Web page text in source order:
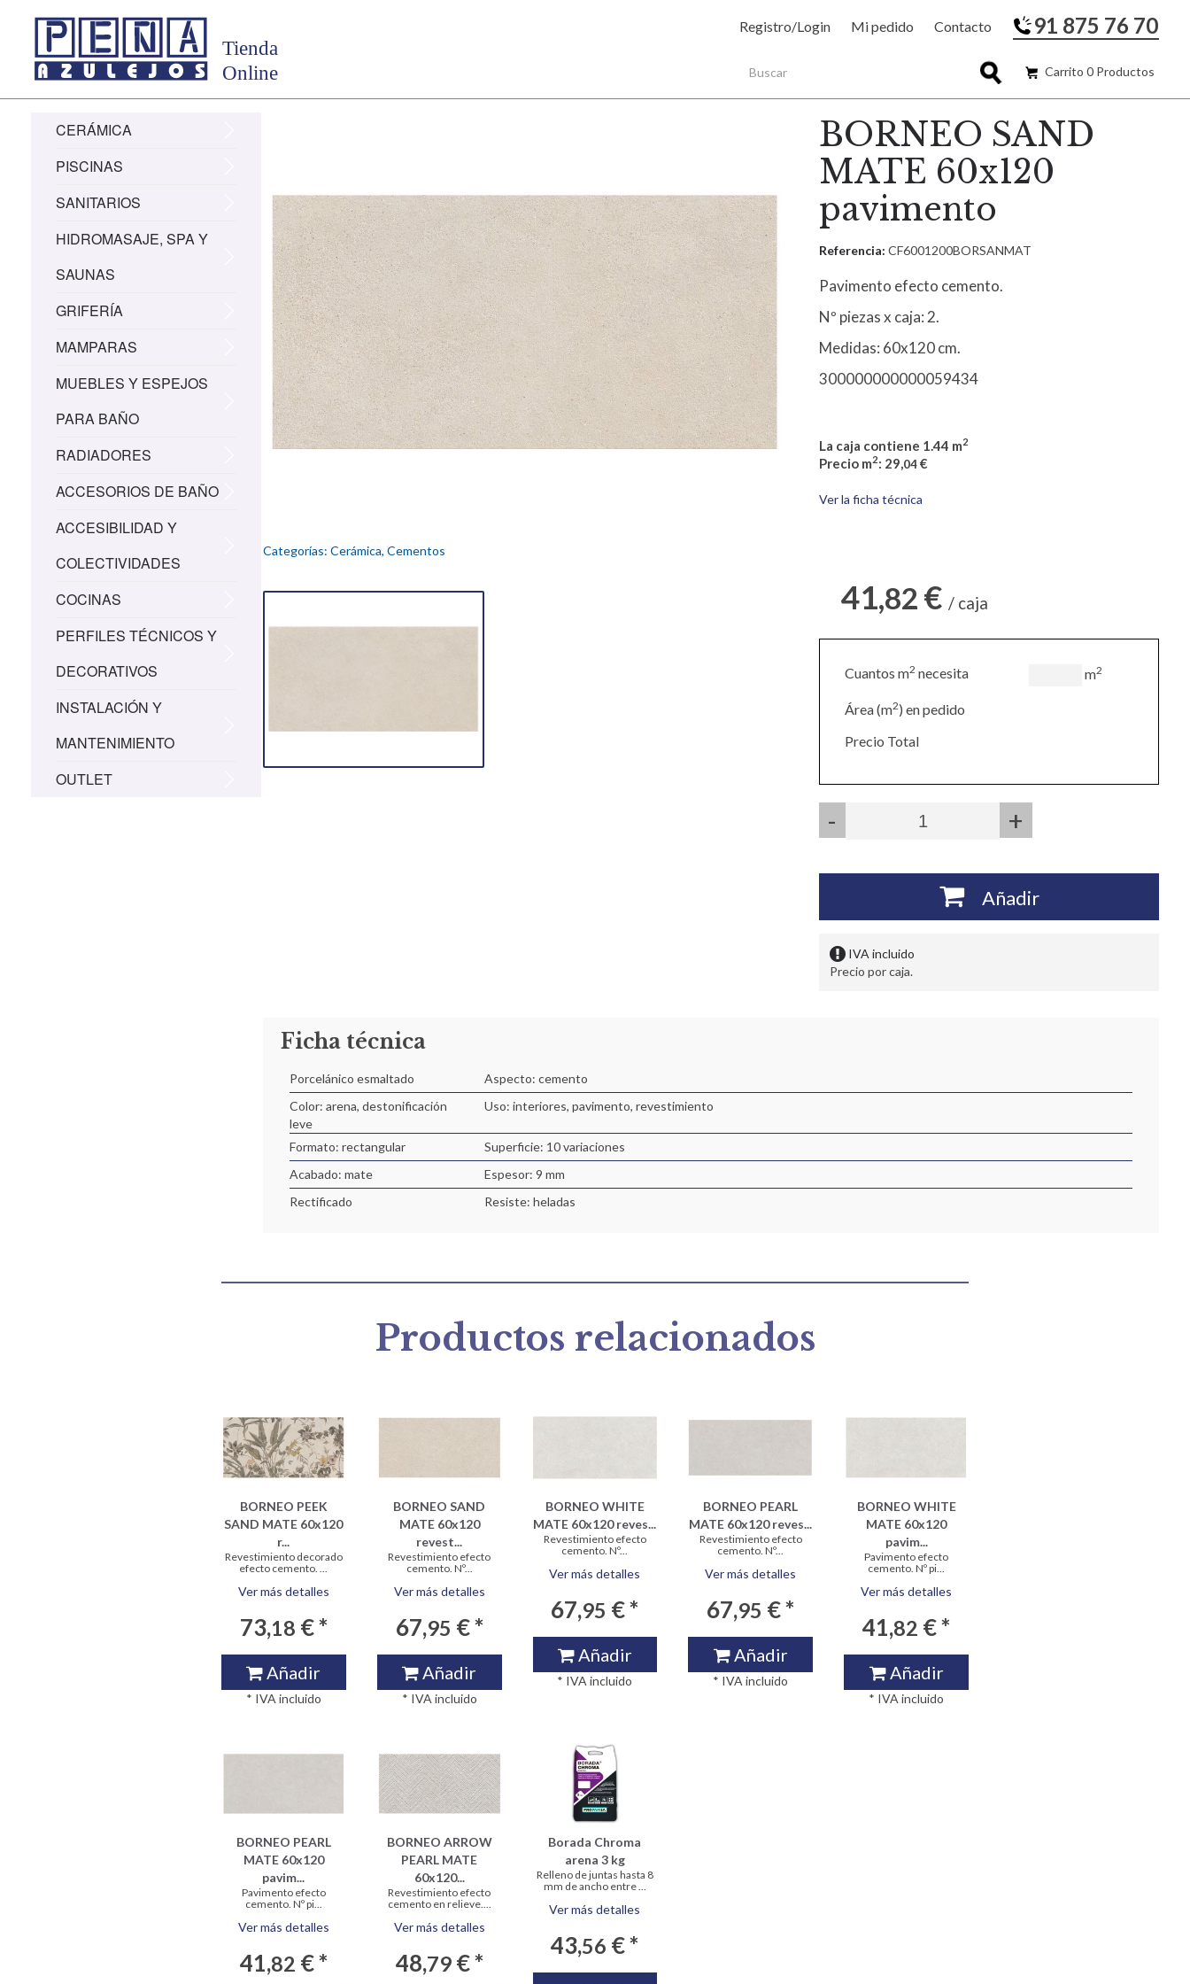
Registro/Login Mi pedido Contacto 91 875 76 70
Carrito 0 Productos
CERÁMICA
PISCINAS
SANITARIOS
HIDROMASAJE, SPA Y
SAUNAS
GRIFERÍA
MAMPARAS
MUEBLES Y ESPEJOS
PARA BAÑO
RADIADORES
ACCESORIOS DE BAÑO
ACCESIBILIDAD Y
COLECTIVIDADES
COCINAS
PERFILES TÉCNICOS Y
DECORATIVOS
INSTALACIÓN Y
MANTENIMIENTO
OUTLET
Categorías: Cerámica, Cementos
BORNEO SAND
MATE 60x120
pavimento
Referencia:CF6001200BORSANMAT
Pavimento efecto cemento.
Nº piezas x caja: 2.
Medidas: 60x120 cm.
300000000000059434
La caja contiene 1.44 m2
Precio m2: 29,04€
Ver la ficha técnica
41,82 €/ caja
Cuantos m2 necesita m2
Área (m2) en pedido
Precio Total
- +
Añadir
IVA incluido
Precio por caja.
Ficha técnica
Porcelánico esmaltado
Aspecto: cemento
Color: arena, destonificación
leve
Uso: interiores, pavimento, revestimiento
Formato: rectangular
Superficie: 10 variaciones
Acabado: mate
Espesor: 9 mm
Rectificado
Resiste: heladas
Productos relacionados
BORNEO PEEK
SAND MATE 60x120
r...
Revestimiento decorado
efecto cemento. ...
Ver más detalles
73,18 € *
Añadir
* IVA incluido
BORNEO SAND
MATE 60x120
revest...
Revestimiento efecto
cemento. Nº...
Ver más detalles
67,95 € *
Añadir
* IVA incluido
BORNEO WHITE
MATE 60x120 reves...
Revestimiento efecto
cemento. Nº...
Ver más detalles
67,95 € *
Añadir
* IVA incluido
BORNEO PEARL
MATE 60x120 reves...
Revestimiento efecto
cemento. Nº...
Ver más detalles
67,95 € *
Añadir
* IVA incluido
BORNEO WHITE
MATE 60x120
pavim...
Pavimento efecto
cemento. Nº pi...
Ver más detalles
41,82 € *
Añadir
* IVA incluido
BORNEO PEARL
MATE 60x120
pavim...
Pavimento efecto
cemento. Nº pi...
Ver más detalles
41,82 € *
BORNEO ARROW
PEARL MATE
60x120...
Revestimiento efecto
cemento en relieve....
Ver más detalles
48,79 € *
Borada Chroma
arena 3 kg
Relleno de juntas hasta 8
mm de ancho entre ...
Ver más detalles
43,56 € *